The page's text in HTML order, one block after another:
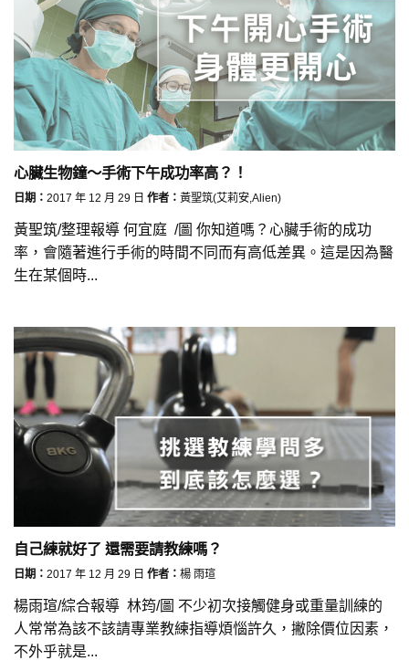
心臟生物鐘～手術下午成功率高？！
日期： 2017 年 12 月 29 日 作者： 黃聖筑(艾莉安,Alien)
黃聖筑/整理報導 何宜庭 /圖 你知道嗎？心臟手術的成功
率，會隨著進行手術的時間不同而有高低差異。這是因為醫
生在某個時...
自己練就好了 還需要請教練嗎？
日期： 2017 年 12 月 29 日 作者： 楊 雨瑄
楊雨瑄/綜合報導 林筠/圖 不少初次接觸健身或重量訓練的
人常常為該不該請專業教練指導煩惱許久，撇除價位因素，
不外乎就是...